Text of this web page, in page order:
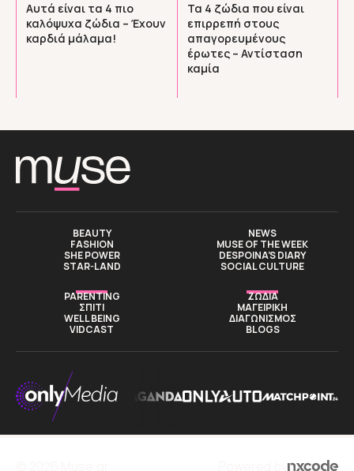
Αυτά είναι τα 4 πιο
καλόψυχα ζώδια – Έχουν
καρδιά μάλαμα!
Τα 4 ζώδια που είναι
επιρρεπή στους
απαγορευμένους
έρωτες – Αντίσταση
καμία
BEAUTY
FASHION
SHE POWER
STAR-LAND
NEWS
MUSE OF THE WEEK
DESPOINA’S DIARY
SOCIAL CULTURE
PARENTING
ΣΠΙΤΙ
WELL BEING
VIDCAST
ΖΩΔΙΑ
ΜΑΓΕΙΡΙΚΗ
ΔΙΑΓΩΝΙΣΜΟΣ
BLOGS